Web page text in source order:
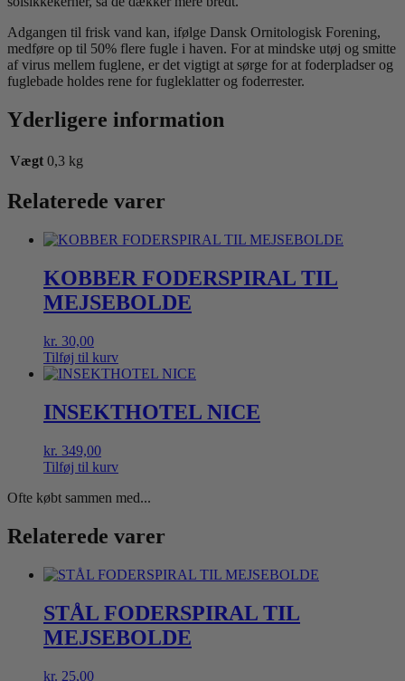
Adgangen til frisk vand kan, ifølge Dansk Ornitologisk Forening,
medføre op til 50% flere fugle i haven. For at mindske utøj og smitte
af virus mellem fuglene, er det vigtigt at sørge for at foderpladser og
fuglebade holdes rene for fugleklatter og foderrester.
Yderligere information
Vægt 0,3 kg
Relaterede varer
KOBBER FODERSPIRAL TIL
MEJSEBOLDE
kr. 30,00
Tilføj til kurv
INSEKTHOTEL NICE
kr. 349,00
Tilføj til kurv
Ofte købt sammen med...
Relaterede varer
STÅL FODERSPIRAL TIL
MEJSEBOLDE
kr. 25,00